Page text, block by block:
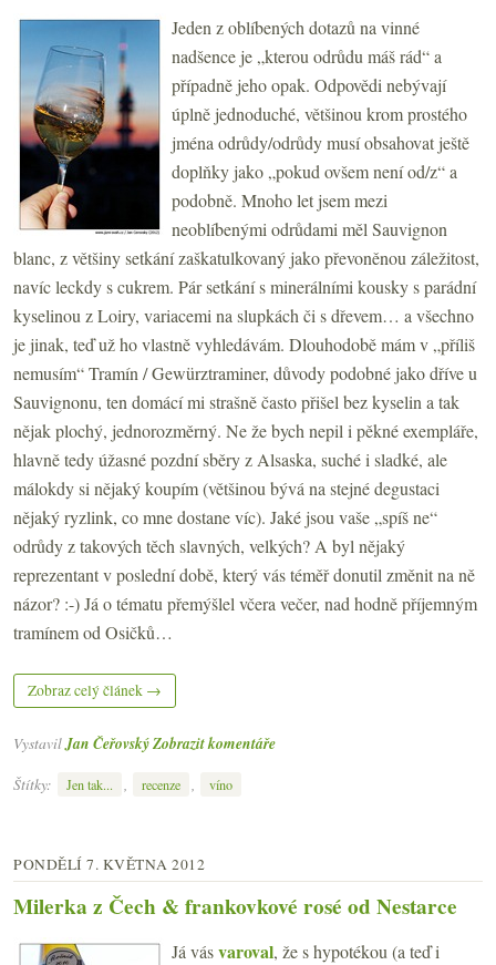
Jeden z oblíbených dotazů na vinné
nadšence je „kterou odrůdu máš rád“ a
případně jeho opak. Odpovědi nebývají
úplně jednoduché, většinou krom prostého
jména odrůdy/odrůdy musí obsahovat ještě
doplňky jako „pokud ovšem není od/z“ a
podobně. Mnoho let jsem mezi
neoblíbenými odrůdami měl Sauvignon
blanc, z většiny setkání zaškatulkovaný jako převoněnou záležitost,
navíc leckdy s cukrem. Pár setkání s minerálními kousky s parádní
kyselinou z Loiry, variacemi na slupkách či s dřevem… a všechno
je jinak, teď už ho vlastně vyhledávám. Dlouhodobě mám v „příliš
nemusím“ Tramín / Gewürztraminer, důvody podobné jako dříve u
Sauvignonu, ten domácí mi strašně často přišel bez kyselin a tak
nějak plochý, jednorozměrný. Ne že bych nepil i pěkné exempláře,
hlavně tedy úžasné pozdní sběry z Alsaska, suché i sladké, ale
málokdy si nějaký koupím (většinou bývá na stejné degustaci
nějaký ryzlink, co mne dostane víc). Jaké jsou vaše „spíš ne“
odrůdy z takových těch slavných, velkých? A byl nějaký
reprezentant v poslední době, který vás téměř donutil změnit na ně
názor? :-) Já o tématu přemýšlel včera večer, nad hodně příjemným
tramínem od Osičků…
Zobraz celý článek →
VystavilJan ČeřovskýZobrazit komentáře
Štítky:
Jen tak... recenze víno
PONDĚLÍ 7. KVĚTNA 2012
Milerka z Čech & frankovkové rosé od Nestarce
Já vásvaroval, že s hypotékou (a teď i